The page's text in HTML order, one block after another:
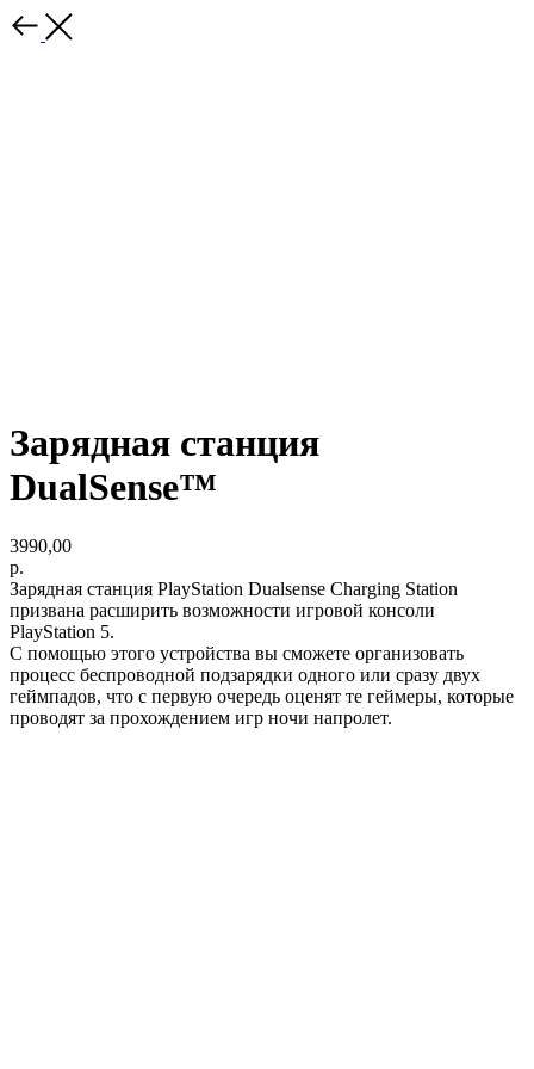
Зарядная станция
DualSense™
3990,00
р.
Зарядная станция PlayStation Dualsense Charging Station
призвана расширить возможности игровой консоли
PlayStation 5.
С помощью этого устройства вы сможете организовать
процесс беспроводной подзарядки одного или сразу двух
геймпадов, что с первую очередь оценят те геймеры, которые
проводят за прохождением игр ночи напролет.